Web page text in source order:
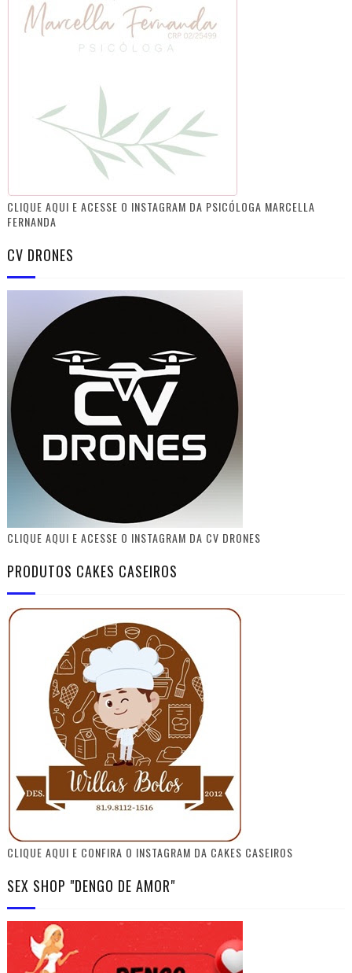
CLIQUE AQUI E ACESSE O INSTAGRAM DA PSICÓLOGA MARCELLA
FERNANDA
CV DRONES
CLIQUE AQUI E ACESSE O INSTAGRAM DA CV DRONES
PRODUTOS CAKES CASEIROS
CLIQUE AQUI E CONFIRA O INSTAGRAM DA CAKES CASEIROS
SEX SHOP "DENGO DE AMOR"